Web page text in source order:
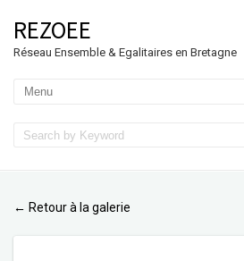
REZOEE
Réseau Ensemble & Egalitaires en Bretagne
← Retour à la galerie